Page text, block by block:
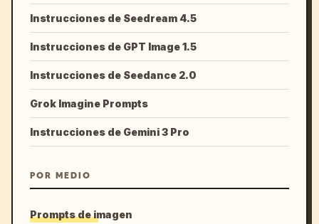
Instrucciones de Seedream 4.5
Instrucciones de GPT Image 1.5
Instrucciones de Seedance 2.0
Grok Imagine Prompts
Instrucciones de Gemini 3 Pro
POR MEDIO
Prompts de imagen